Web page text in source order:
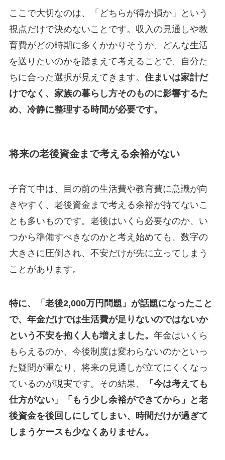
ここで大切なのは、「どちらが得か損か」という
視点だけで決めないことです。収入の見通しや教
育費がどの時期に多くかかりそうか、どんな生活
を送りたいのかを踏まえて考えることで、自分た
ちに合った選択が見えてきます。 住まいは家計だ
けでなく、家族の暮らし方そのものに影響するた
め、冷静に整理する時間が必要です。
将来の老後資金まで考える余裕がない
子育て中は、目の前の生活費や教育費に意識が向
きやすく、老後資金まで考える余裕が持てないこ
とも多いものです。老後はいくら必要なのか、い
つから準備すべきなのかと考え始めても、数字の
大きさに圧倒され、不安だけが先に立ってしまう
ことがあります。
特に、「老後2,000万円問題」が話題になったこと
で、年金だけでは生活費が足りないのではないか
という不安を抱く人も増えました。 年金はいくら
もらえるのか、今後制度は変わらないのかといっ
た疑問が重なり、将来の見通しが立てにくくなっ
ているのが現実です。その結果、
「今は考えても
仕方がない」「もう少し余裕ができてから」と老
後資金を後回しにしてしまい、時間だけが過ぎて
しまうケースも少なくありません。